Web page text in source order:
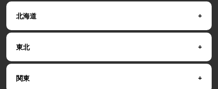
北海道
東北
関東